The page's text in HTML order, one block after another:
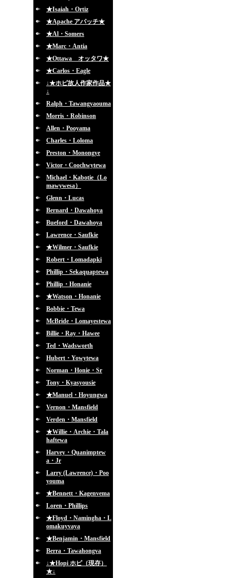
★Isaiah・Ortiz
★Apache アパッチ★
★Al・Somers
★Marc・Antia
★Ottawa オッタワ★
★Carlos・Eagle
↓★ホピ故人作家作品★
↓
Ralph・Tawangyaouma
Morris・Robinson
Allen・Pooyama
Charles・Loloma
Preston・Monongye
Victor・Coochwytewa
Michael・Kabotie（Lo
mawywesa）
Glenn・Lucas
Bernard・Dawahoya
Bueford・Dawahoya
Lawrence・Saufkie
★Wilmer・Saufkie
Robert・Lomadapki
Phillip・Sekaquaptewa
Phillip・Honanie
★Watson・Honanie
Bobbie・Tewa
McBride・Lomayestewa
Billie・Ray・Hawee
Ted・Wadsworth
Hubert・Yowytewa
Norman・Honie・Sr
Tony・Kyasyousie
★Manuel・Hoyungwa
Vernon・Mansfield
Verden・Mansfield
★Willie・Archie・Tala
haftewa
Harvey・Quanimptew
a・Jr
Larry (Lawrence)・Poo
youma
★Bennett・Kagenvema
Loren・Phillips
★Floyd・Namingha・L
omakuyvaya
★Benjamin・Mansfield
Berra・Tawahongva
↓★Hopi ホピ（現存）
★↓